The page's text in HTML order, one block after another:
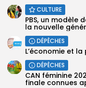
CULTURE
PBS, un modèle
la nouvelle
DÉPÊCHES
L’économie et
DÉPÊCHES
CAN féminine
finale connues